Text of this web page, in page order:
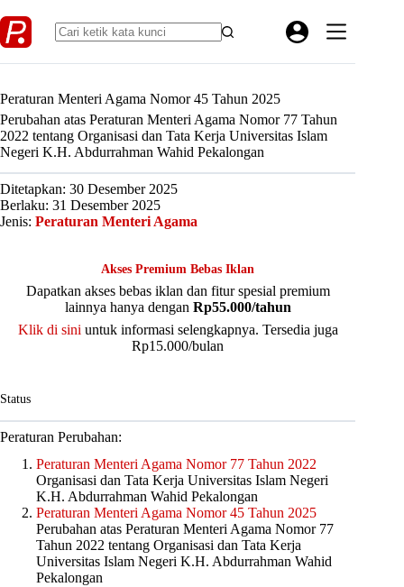
to
content
Peraturan Menteri Agama Nomor 45 Tahun 2025
Perubahan atas Peraturan Menteri Agama Nomor 77 Tahun
2022 tentang Organisasi dan Tata Kerja Universitas Islam
Negeri K.H. Abdurrahman Wahid Pekalongan
Ditetapkan: 30 Desember 2025
Berlaku: 31 Desember 2025
Jenis: Peraturan Menteri Agama
Akses Premium Bebas Iklan
Dapatkan akses bebas iklan dan fitur spesial premium
lainnya hanya dengan Rp55.000/tahun
Klik di sini untuk informasi selengkapnya. Tersedia juga
Rp15.000/bulan
Status
Peraturan Perubahan:
Peraturan Menteri Agama Nomor 77 Tahun 2022
Organisasi dan Tata Kerja Universitas Islam Negeri
K.H. Abdurrahman Wahid Pekalongan
Peraturan Menteri Agama Nomor 45 Tahun 2025
Perubahan atas Peraturan Menteri Agama Nomor 77
Tahun 2022 tentang Organisasi dan Tata Kerja
Universitas Islam Negeri K.H. Abdurrahman Wahid
Pekalongan